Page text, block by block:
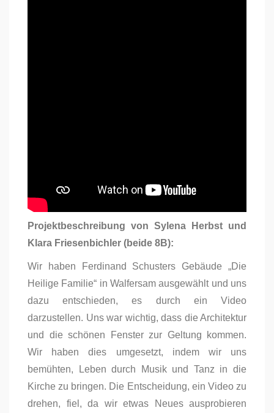
Projektbeschreibung von Sylena Herbst und
Klara Friesenbichler (beide 8B):
Wir haben Ferdinand Schusters Gebäude „Die
Heilige Familie“ in Walfersam ausgewählt und uns
dazu entschieden, es durch ein Video
darzustellen. Uns war wichtig, dass die Architektur
und die schönen Fenster zur Geltung kommen.
Wir haben dies umgesetzt, indem wir uns
bemühten, Leben durch Musik und Tanz in die
Kirche zu bringen. Die Entscheidung, ein Video zu
drehen, fiel, da wir etwas Neues ausprobieren